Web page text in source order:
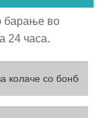
барање во
24 часа.